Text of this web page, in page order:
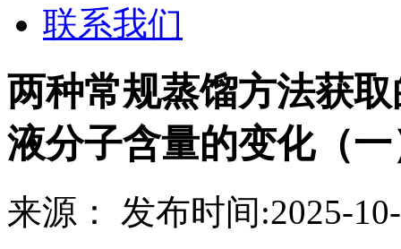
联系我们
两种常规蒸馏方法获
液分子含量的变化（一
来源： 发布时间:2025-